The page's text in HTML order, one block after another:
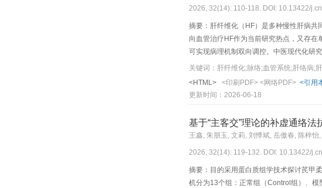
2026, 32(14): 110-118. DOI: 10.13422/
摘要：肝纤维化（HF）是多种慢性肝病
向血管治疗HF作为当前研究热点，又存在
可实现病理机制双向调控。中医现代化研
的重要组成部分，此生理学基础上形成的
脉；中期缺氧和炎症反复刺激血管新生
虚，当通荣并治，剔毒化瘀、滋阴益气兼
关键词：肝纤维化;脉络;血管系统;肝络病;
<HTML>
<印刷PDF> <网络PDF> <引用
更新时间：2026-06-18
基于“主客交”理论的补虚通络
王鑫, 朱朋玉, 文莉, 刘悸斌, 岳傲春, 陈梓怡
2026, 32(14): 119-132. DOI: 10.13422/
摘要：目的采用蛋白质组学技术探讨芪甲
机分为13个组：正常组（Control组）、